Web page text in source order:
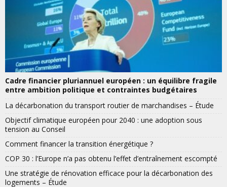
Cadre financier pluriannuel européen : un équilibre fragile
entre ambition politique et contraintes budgétaires
La décarbonation du transport routier de marchandises – Étude
Objectif climatique européen pour 2040 : une adoption sous
tension au Conseil
Comment financer la transition énergétique ?
COP 30 : l’Europe n’a pas obtenu l’effet d’entraînement escompté
Une stratégie de rénovation efficace pour la décarbonation des
logements – Étude